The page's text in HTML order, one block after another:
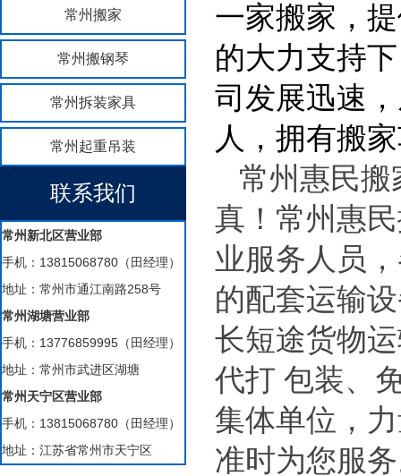
常州搬家
常州搬钢琴
常州拆装家具
常州起重吊装
联系我们
常州新北区营业部
手机：13815068780（田经理）
地址：常州市通江南路258号
常州湖塘营业部
手机：13776859995（田经理）
地址：常州市武进区湖塘
常州天宁区营业部
手机：13815068780（田经理）
地址：江苏省常州市天宁区
一家搬家，
的大力支持
司发展迅速
人，拥有搬
常州惠民搬
真！常州惠
业服务人员
的配套运输
长短途货物
代打 包装、
集体单位，
准时为您服